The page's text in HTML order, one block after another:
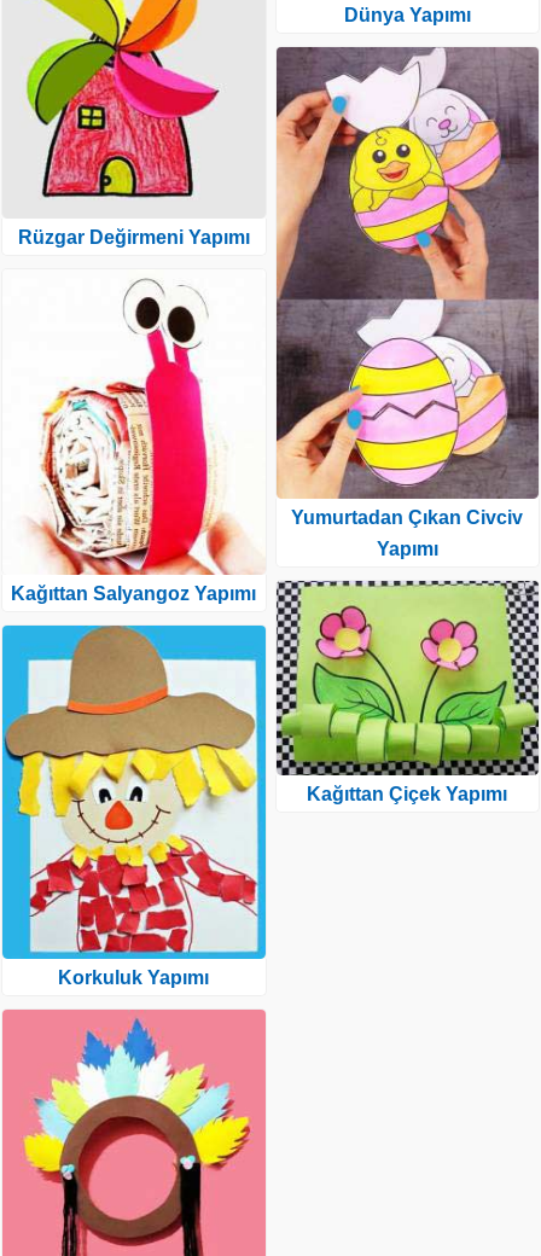
Rüzgar Değirmeni Yapımı
Kağıttan Salyangoz Yapımı
Korkuluk Yapımı
Dünya Yapımı
Yumurtadan Çıkan Civciv
Yapımı
Kağıttan Çiçek Yapımı